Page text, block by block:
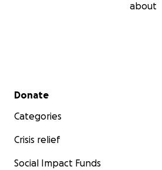
about
Secondary menu
Donate
Categories
Crisis relief
Social Impact Funds